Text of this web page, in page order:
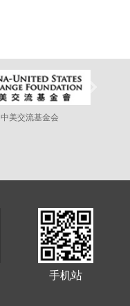
中美交流基金会
手机站